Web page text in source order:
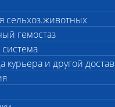
сельхоз.животных
гемостаз
курьера и другой
лечащим врачом
методом ПЦР
решению
на
жидкостей
решению